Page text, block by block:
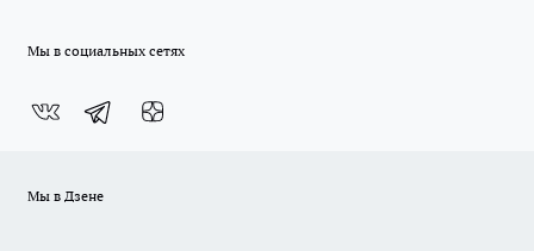
Мы в социальных сетях
Мы в Дзене